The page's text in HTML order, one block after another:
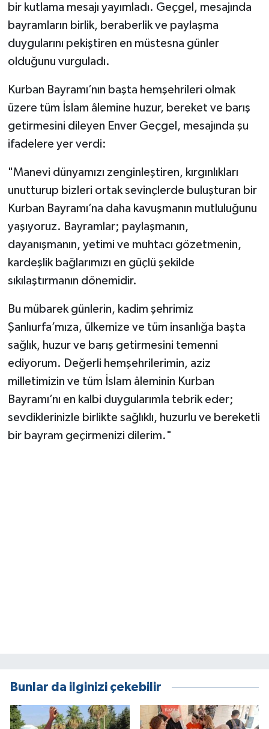
bir kutlama mesajı yayımladı. Geçgel, mesajında
bayramların birlik, beraberlik ve paylaşma
duygularını pekiştiren en müstesna günler
olduğunu vurguladı.
​Kurban Bayramı’nın başta hemşehrileri olmak
üzere tüm İslam âlemine huzur, bereket ve barış
getirmesini dileyen Enver Geçgel, mesajında şu
ifadelere yer verdi:
​"Manevi dünyamızı zenginleştiren, kırgınlıkları
unutturup bizleri ortak sevinçlerde buluşturan bir
Kurban Bayramı’na daha kavuşmanın mutluluğunu
yaşıyoruz. Bayramlar; paylaşmanın,
dayanışmanın, yetimi ve muhtacı gözetmenin,
kardeşlik bağlarımızı en güçlü şekilde
sıkılaştırmanın dönemidir.
​Bu mübarek günlerin, kadim şehrimiz
Şanlıurfa’mıza, ülkemize ve tüm insanlığa başta
sağlık, huzur ve barış getirmesini temenni
ediyorum. Değerli hemşehrilerimin, aziz
milletimizin ve tüm İslam âleminin Kurban
Bayramı’nı en kalbi duygularımla tebrik eder;
sevdiklerinizle birlikte sağlıklı, huzurlu ve bereketli
bir bayram geçirmenizi dilerim."
Bunlar da ilginizi çekebilir